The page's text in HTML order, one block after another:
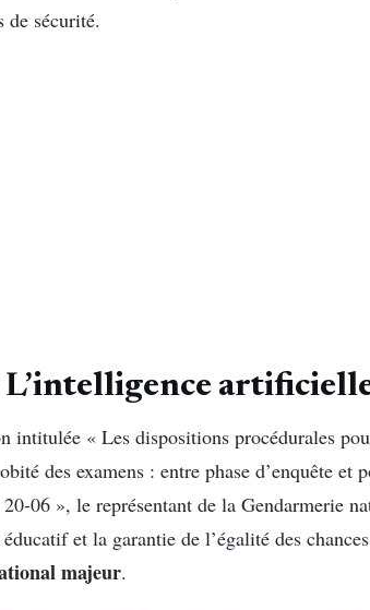
de sécurité.
intitulée « Les dispositions procédurales
des examens : entre phase d’enquête et
06 », le représentant de la Gendarmerie
et la garantie de l’égalité des
majeur.